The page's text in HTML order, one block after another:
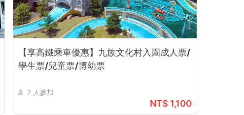
【享高鐵乘車優惠】九族文化村入園成人票/
學生票/兒童票/博幼票
7 人參加
NT$ 1,100